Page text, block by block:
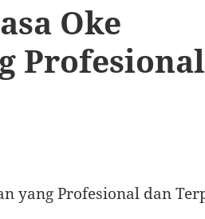
Oke
yang Profesional dan